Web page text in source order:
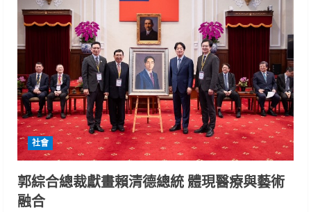
加
開
COVID-
19
特
別
門
診，
端
午
節
前
啟
動
防
疫
超
前
部
署
社會
郭綜合總裁獻畫賴清德總統 體現醫療與藝術
融合